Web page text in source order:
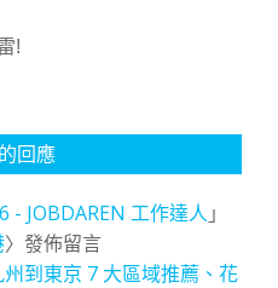
!
回應
- JOBDAREN 工作達人 」
〉發佈留言
到東京 7 大區域推薦、花